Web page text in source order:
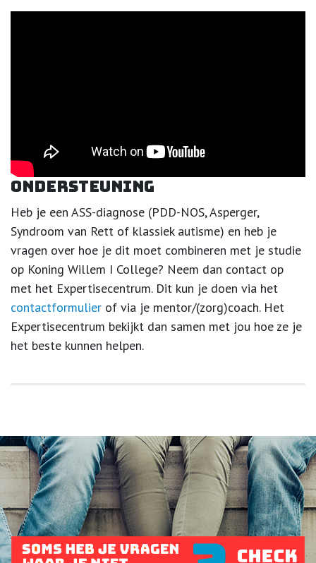
Ondersteuning
Heb je een ASS-diagnose (PDD-NOS, Asperger,
Syndroom van Rett of klassiek autisme) en heb je
vragen over hoe je dit moet combineren met je studie
op Koning Willem I College? Neem dan contact op
met het Expertisecentrum. Dit kun je doen via het
contactformulier of via je mentor/(zorg)coach. Het
Expertisecentrum bekijkt dan samen met jou hoe ze je
het beste kunnen helpen.